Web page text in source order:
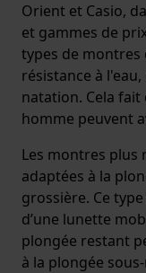
Orient et Casio,
et gammes de
types de montres
résistance à
natation. Cela
homme peuvent
Les montres plus
adaptées à la
grossière. Ce
d’une lunette
plongée restant
à la plongée